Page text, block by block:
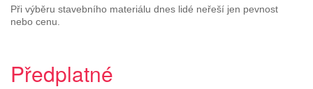
Při výběru stavebního materiálu dnes lidé neřeší jen pevnost
nebo cenu.
Předplatné